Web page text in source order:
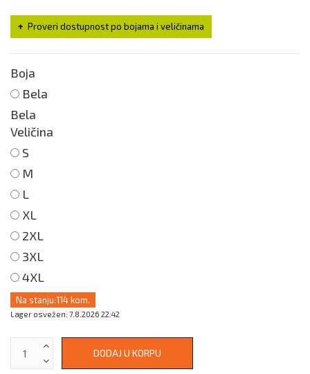
Proveri dostupnost po bojama i veličinama
Boja
Bela
Bela
Veličina
S
M
L
XL
2XL
3XL
4XL
Na stanju:114 kom.
Lager osvežen: 7.8.2026 22:42